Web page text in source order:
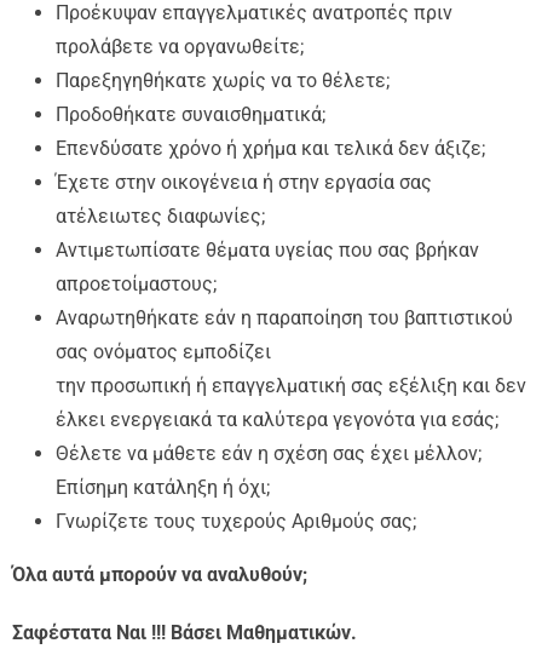
Προέκυψαν επαγγελματικές ανατροπές πριν
προλάβετε να οργανωθείτε;
Παρεξηγηθήκατε χωρίς να το θέλετε;
Προδοθήκατε συναισθηματικά;
Επενδύσατε χρόνο ή χρήμα και τελικά δεν άξιζε;
Έχετε στην οικογένεια ή στην εργασία σας
ατέλειωτες διαφωνίες;
Αντιμετωπίσατε θέματα υγείας που σας βρήκαν
απροετοίμαστους;
Αναρωτηθήκατε εάν η παραποίηση του βαπτιστικού
σας ονόματος εμποδίζει
την προσωπική ή επαγγελματική σας εξέλιξη και δεν
έλκει ενεργειακά τα καλύτερα γεγονότα για εσάς;
Θέλετε να μάθετε εάν η σχέση σας έχει μέλλον;
Επίσημη κατάληξη ή όχι;
Γνωρίζετε τους τυχερούς Αριθμούς σας;
Όλα αυτά μπορούν να αναλυθούν;
Σαφέστατα Ναι !!! Βάσει Μαθηματικών.